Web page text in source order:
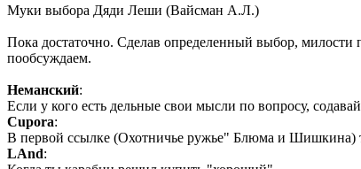
Муки выбора Дяди Леши (Вайсман А.Л.)
Пока достаточно. Сделав определенный выбор,
пообсуждаем.
Неманский:
Если у кого есть дельные свои мысли по вопросу,
Cupora:
В первой ссылке (Охотничье ружье" Блюма и Шишкина)
LAnd: